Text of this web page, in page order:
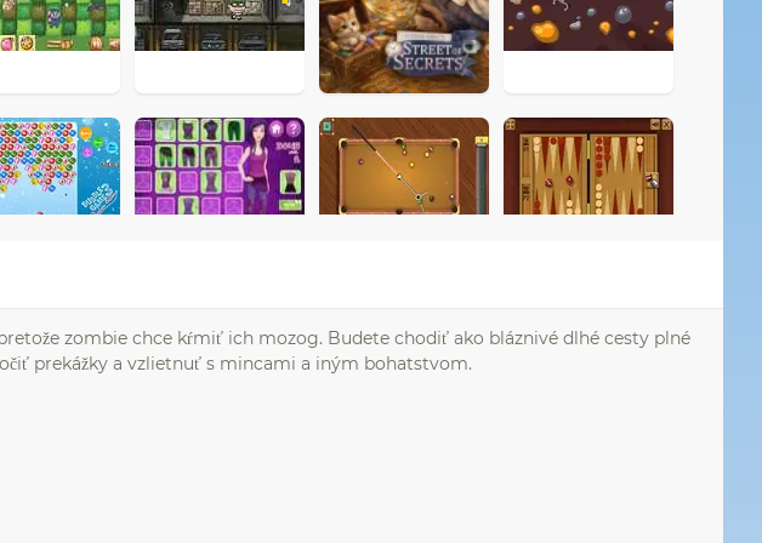
zombie chce kŕmiť ich mozog. Budete chodiť ako bláznivé dlhé cesty plné
prekážky a vzlietnuť s mincami a iným bohatstvom.